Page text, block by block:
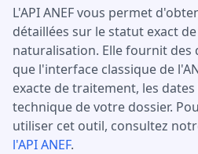
L'API ANEF vous permet
détaillées sur le statut exact
naturalisation. Elle fournit des
que l'interface classique de
exacte de traitement, les
technique de votre dossier.
utiliser cet outil, consultez
l'API ANEF.